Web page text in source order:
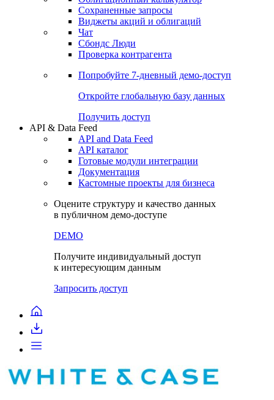
Сохраненные запросы
Виджеты акций и облигаций
Чат
Сбондс Люди
Проверка контрагента
Попробуйте 7-дневный демо-доступ
Откройте глобальную базу данных
Получить доступ
API & Data Feed
API and Data Feed
API каталог
Готовые модули интеграции
Документация
Кастомные проекты для бизнеса
Оцените структуру и качество данных
в публичном демо-доступе
DEMO
Получите индивидуальный доступ
к интересующим данным
Запросить доступ